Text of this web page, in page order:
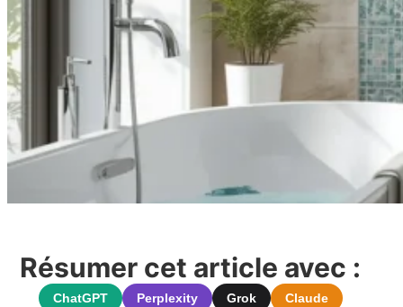
Résumer cet article avec :
ChatGPT Perplexity Grok Claude